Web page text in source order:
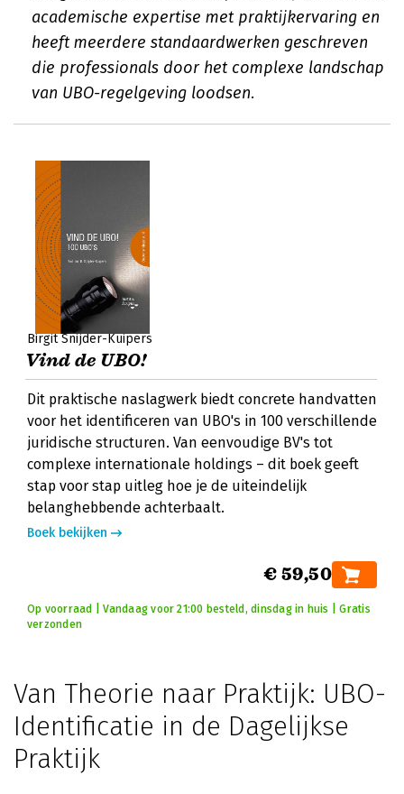
academische expertise met praktijkervaring en
heeft meerdere standaardwerken geschreven
die professionals door het complexe landschap
van UBO-regelgeving loodsen.
Birgit Snijder-Kuipers
Vind de UBO!
Dit praktische naslagwerk biedt concrete handvatten
voor het identificeren van UBO's in 100 verschillende
juridische structuren. Van eenvoudige BV's tot
complexe internationale holdings – dit boek geeft
stap voor stap uitleg hoe je de uiteindelijk
belanghebbende achterbaalt.
Boek bekijken
€ 59,50
Op voorraad | Vandaag voor 21:00 besteld, dinsdag in huis | Gratis
verzonden
Van Theorie naar Praktijk: UBO-
Identificatie in de Dagelijkse
Praktijk